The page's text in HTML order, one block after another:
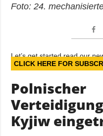
Foto: 24.
Let’s get started read our
CLICK HERE FOR
Polnischer
Kyjiw